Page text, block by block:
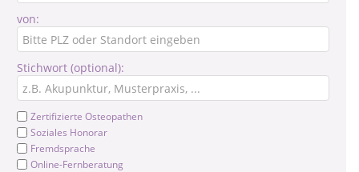
von:
Stichwort (optional):
Zertifizierte Osteopathen
Soziales Honorar
Fremdsprache
Online-Fernberatung